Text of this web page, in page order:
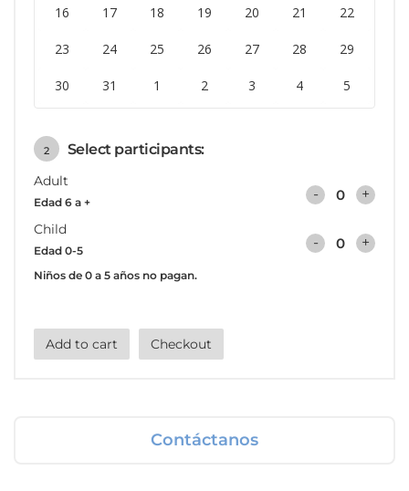
16 17 18 19 20 21 22
23 24 25 26 27 28 29
30 31 1 2 3 4 5
2 Select participants:
Adult
Edad 6 a + - +
Child
Edad 0-5 - +
Niños de 0 a 5 años no pagan.
Add to cart Checkout
Contáctanos